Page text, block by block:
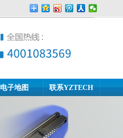
电子地图 联系YZTECH